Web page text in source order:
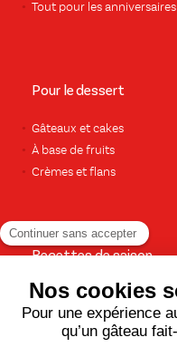
Tout pour les anniversaires
Pour le dessert
Gâteaux et cakes
À base de fruits
Crèmes et flans
Recettes de saison
Printemps
Été
Automne